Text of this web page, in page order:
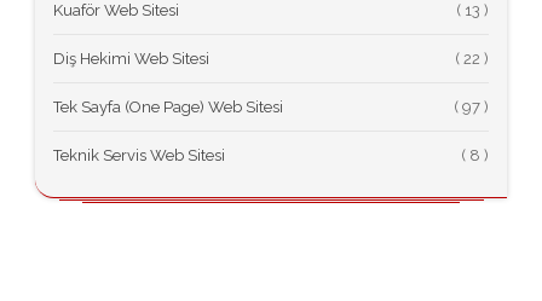
Kuaför Web Sitesi (
Diş Hekimi Web Sitesi (
Tek Sayfa (One Page) Web Sitesi (
Teknik Servis Web Sitesi (